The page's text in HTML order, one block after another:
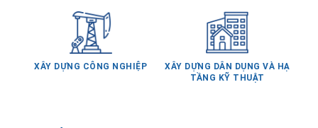
XÂY DỰNG CÔNG NGHIỆP
XÂY DỰNG DÂN DỤNG VÀ HẠ
TẦNG KỸ THUẬT